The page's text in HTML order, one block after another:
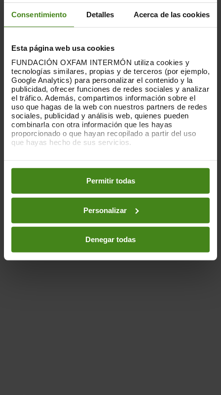
Consentimiento Detalles Acerca de las cookies
Esta página web usa cookies
FUNDACIÓN OXFAM INTERMÓN utiliza cookies y
tecnologías similares, propias y de terceros (por ejemplo,
Google Analytics) para personalizar el contenido y la
publicidad, ofrecer funciones de redes sociales y analizar
el tráfico. Además, compartimos información sobre el
uso que hagas de la web con nuestros partners de redes
sociales, publicidad y análisis web, quienes pueden
combinarla con otra información que les hayas
proporcionado o que hayan recopilado a partir del uso
que hayas hecho de sus servicios.
preferencias accediendo a nuestraPolítica de Cookieso
en los botones facilitados a continuación:
Permitir todas
Personalizar
Denegar todas
16.06.2026
Habitar la incertidumbre: vivienda,
juventud y malestar estructural
La crisis de la vivienda trasciende lo
material, impacta también en la salud
mental de quiénes la sufren. Y uno de los
colectivos más...